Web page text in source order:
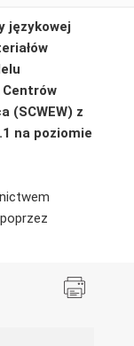
językowej
(SCWEW) z
na poziomie